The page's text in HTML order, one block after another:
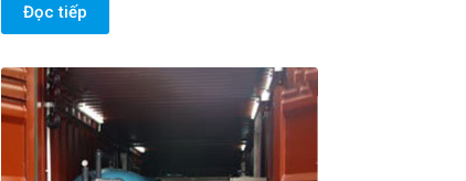
Đọc tiếp